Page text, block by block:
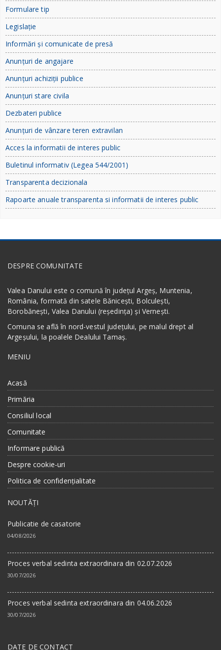
Formulare tip
Legislație
Informări și comunicate de presă
Anunțuri de angajare
Anunțuri achiziții publice
Anunțuri stare civila
Dezbateri publice
Anunțuri de vânzare teren extravilan
Acces la informatii de interes public
Buletinul informativ (Legea 544/2001)
Transparenta decizionala
Rapoarte anuale transparenta si informatii de interes public
DESPRE COMUNITATE
Valea Danului este o comună în județul Argeș, Muntenia,
România, formată din satele Bănicești, Bolculești,
Borobănești, Valea Danului (reședința) și Vernești.
Comuna se află în nord-vestul județului, pe malul drept al
Argeșului, la poalele Dealului Tamaș.
MENIU
Acasă
Primăria
Consiliul local
Comunitate
Informare publică
Despre cookie-uri
Politica de confidențialitate
NOUTĂȚI
Publicatie de casatorie
04/08/2026
Proces verbal sedinta extraordinara din 02.07.2026
30/07/2026
Proces verbal sedinta extraordinara din 04.06.2026
30/07/2026
DATE DE CONTACT